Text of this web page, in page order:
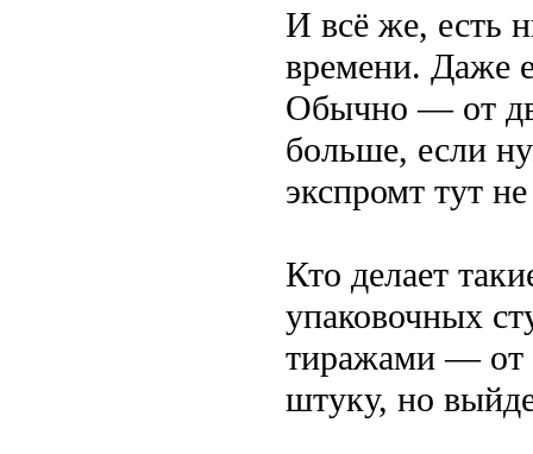
И всё же, есть
времени. Даже
Обычно — от
больше, если
экспромт тут
Кто делает
упаковочных
тиражами — от
штуку, но